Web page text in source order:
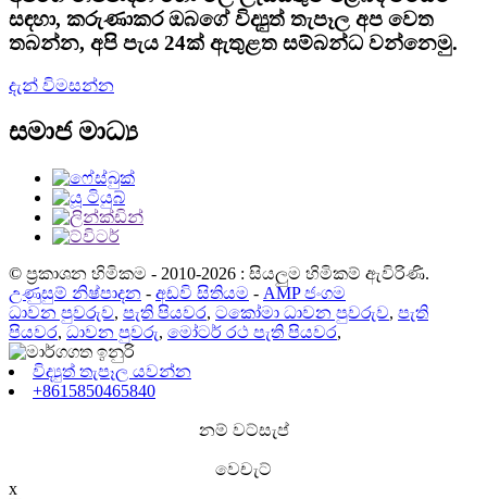
සඳහා, කරුණාකර ඔබගේ විද්‍යුත් තැපෑල අප වෙත
තබන්න, අපි පැය 24ක් ඇතුළත සම්බන්ධ වන්නෙමු.
දැන් විමසන්න
සමාජ මාධ්‍ය
© ප්‍රකාශන හිමිකම - 2010-2026 : සියලුම හිමිකම් ඇවිරිණි.
උණුසුම් නිෂ්පාදන - අඩවි සිතියම - AMP ජංගම
ධාවන පුවරුව, පැති පියවර, ටකෝමා ධාවන පුවරුව, පැති
පියවර, ධාවන පුවරු, මෝටර් රථ පැති පියවර,
විද්‍යුත් තැපෑල යවන්න
+8615850465840
නම් වට්සැප්
වෙචැට්
x